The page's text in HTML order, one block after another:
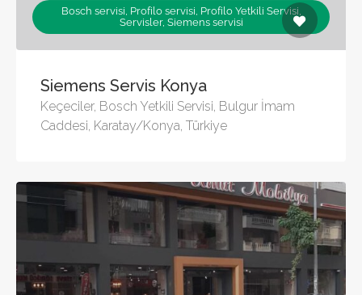
Bosch servisi, Profilo servisi, Profilo Yetkili Servisi,
Servisler, Siemens servisi
Siemens Servis Konya
Keçeciler, Bosch Yetkili Servisi, Bulgur İmam
Caddesi, Karatay/Konya, Türkiye